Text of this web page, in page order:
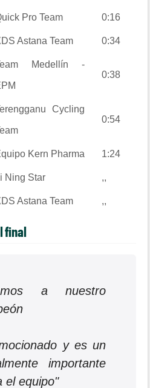
Pro Team 0:16
Astana Team 0:34
Medellín -
0:38
Cycling
0:54
Kern Pharma 1:24
Ning Star ,,
Astana Team ,,
final
a nuestro
y es un
importante
el equipo"